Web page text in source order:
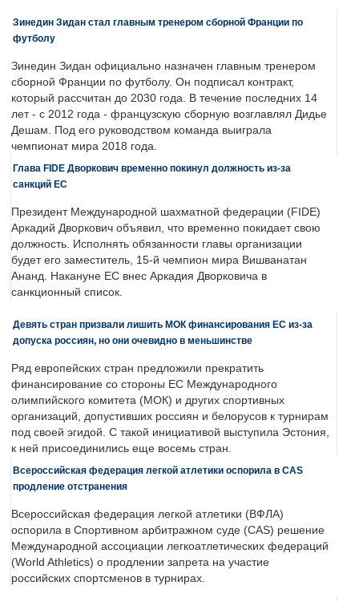
Зинедин Зидан стал главным тренером сборной Франции по
футболу
Зинедин Зидан официально назначен главным тренером
сборной Франции по футболу. Он подписал контракт,
который рассчитан до 2030 года. В течение последних 14
лет - с 2012 года - французскую сборную возглавлял Дидье
Дешам. Под его руководством команда выиграла
чемпионат мира 2018 года.
Глава FIDE Дворкович временно покинул должность из-за
санкций ЕС
Президент Международной шахматной федерации (FIDE)
Аркадий Дворкович объявил, что временно покидает свою
должность. Исполнять обязанности главы организации
будет его заместитель, 15-й чемпион мира Вишванатан
Ананд. Накануне ЕС внес Аркадия Дворковича в
санкционный список.
Девять стран призвали лишить МОК финансирования ЕС из-за
допуска россиян, но они очевидно в меньшинстве
Ряд европейских стран предложили прекратить
финансирование со стороны ЕС Международного
олимпийского комитета (МОК) и других спортивных
организаций, допустивших россиян и белорусов к турнирам
под своей эгидой. С такой инициативой выступила Эстония,
к ней присоединились еще восемь стран.
Всероссийская федерация легкой атлетики оспорила в CAS
продление отстранения
Всероссийская федерация легкой атлетики (ВФЛА)
оспорила в Спортивном арбитражном суде (CAS) решение
Международной ассоциации легкоатлетических федераций
(World Athletics) о продлении запрета на участие
российских спортсменов в турнирах.